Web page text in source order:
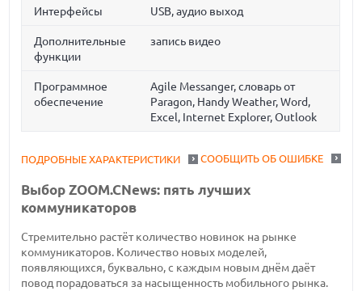
Интерфейсы USB, аудио выход
Дополнительные
функции
запись видео
Программное
обеспечение
Agile Messanger, словарь от
Paragon, Handy Weather, Word,
Excel, Internet Explorer, Outlook
СООБЩИТЬ ОБ ОШИБКЕ
ПОДРОБНЫЕ ХАРАКТЕРИСТИКИ
Выбор ZOOM.CNews: пять лучших
коммуникаторов
Стремительно растёт количество новинок на рынке
коммуникаторов. Количество новых моделей,
появляющихся, буквально, с каждым новым днём даёт
повод порадоваться за насыщенность мобильного рынка.